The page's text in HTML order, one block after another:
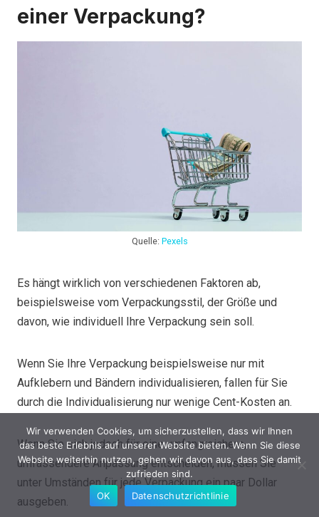
einer Verpackung?
Quelle: Pexels
Es hängt wirklich von verschiedenen Faktoren ab,
beispielsweise vom Verpackungsstil, der Größe und
davon, wie individuell Ihre Verpackung sein soll.
Wenn Sie Ihre Verpackung beispielsweise nur mit
Aufklebern und Bändern individualisieren, fallen für Sie
durch die Individualisierung nur wenige Cent-Kosten an.
Wenn Sie sich jedoch für eine umfangreichere,
umfassendere Anpassung entscheiden, müssen Sie
unter Umständen für jede Verpackung ein paar Dollar
ausgeben.
Wir verwenden Cookies, um sicherzustellen, dass wir Ihnen
das beste Erlebnis auf unserer Website bieten. Wenn Sie diese
Website weiterhin nutzen, gehen wir davon aus, dass Sie damit
zufrieden sind.
OK
Datenschutzrichtlinie